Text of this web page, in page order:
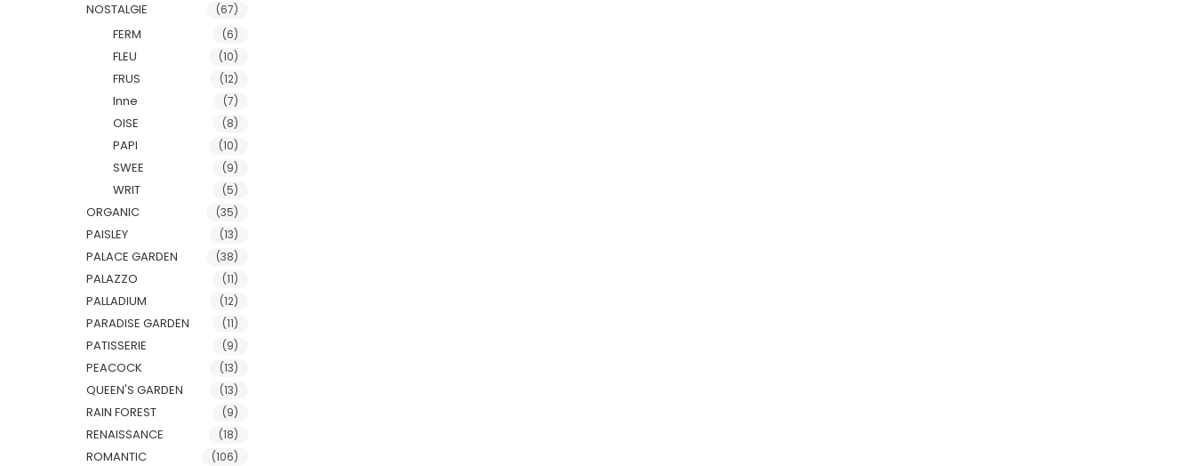
NOSTALGIE (67)
FERM (6)
FLEU (10)
FRUS (12)
Inne (7)
OISE (8)
PAPI (10)
SWEE (9)
WRIT (5)
ORGANIC (35)
PAISLEY (13)
PALACE GARDEN (38)
PALAZZO (11)
PALLADIUM (12)
PARADISE GARDEN (11)
PATISSERIE (9)
PEACOCK (13)
QUEEN'S GARDEN (13)
RAIN FOREST (9)
RENAISSANCE (18)
ROMANTIC (106)